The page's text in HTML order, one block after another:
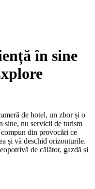
în sine
de hotel, un zbor și o
sine, nu servicii de turism
din provocări ce
și vă deschid orizonturile.
de călător, gazdă și